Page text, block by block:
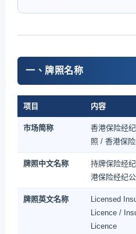
一、牌照名称
项目 内容
市场简称
香港保险经
照 / 香港保险
牌照中文名称
持牌保险经
港保险经纪公
牌照英文名称
Licensed
Licence /
Licence